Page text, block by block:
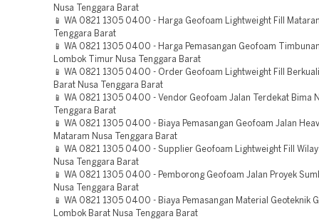
Nusa Tenggara Barat
📱 WA 0821 1305 0400 - Harga Geofoam Lightweight Fill
Tenggara Barat
📱 WA 0821 1305 0400 - Harga Pemasangan Geofoam
Lombok Timur Nusa Tenggara Barat
📱 WA 0821 1305 0400 - Order Geofoam Lightweight Fill
Barat Nusa Tenggara Barat
📱 WA 0821 1305 0400 - Vendor Geofoam Jalan Terdekat Bima
Tenggara Barat
📱 WA 0821 1305 0400 - Biaya Pemasangan Geofoam Jalan
Mataram Nusa Tenggara Barat
📱 WA 0821 1305 0400 - Supplier Geofoam Lightweight Fill
Nusa Tenggara Barat
📱 WA 0821 1305 0400 - Pemborong Geofoam Jalan Proyek
Nusa Tenggara Barat
📱 WA 0821 1305 0400 - Biaya Pemasangan Material Geoteknik
Lombok Barat Nusa Tenggara Barat